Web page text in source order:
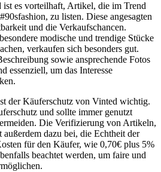
es vorteilhaft, Artikel, die im Trend
zu listen. Diese angesagten
und die Verkaufschancen.
modische und trendige Stücke
verkaufen sich besonders gut.
sowie ansprechende Fotos
essenziell, um das Interesse
der Käuferschutz von Vinted wichtig.
und sollte immer genutzt
Die Verifizierung von Artikeln,
dazu bei, die Echtheit der
für den Käufer, wie 0,70€ plus 5%
beachtet werden, um faire und